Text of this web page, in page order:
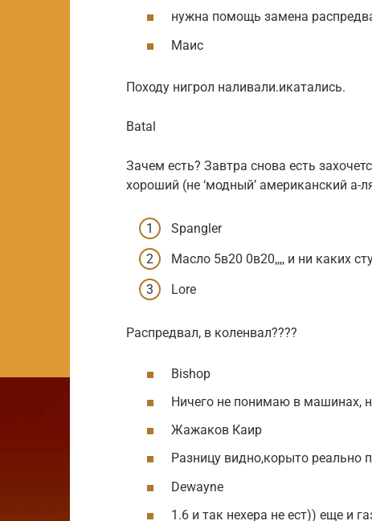
нужна помощь замена
Маис
Походу нигрол наливали.икатались.
Batal
Зачем есть? Завтра снова есть
хороший (не ‘модный’ американский а-
Spangler
Масло 5в20 0в20,,,, и ни каких
Lore
Распредвал, в коленвал????
Bishop
Ничего не понимаю в машинах,
Жажаков Каир
Разницу видно,корыто реально
Dewayne
1.6 и так нехера не ест)) еще и